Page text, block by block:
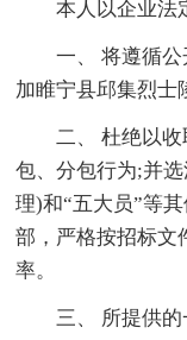
本人以企业法
一、 将遵循
加睢宁县邱集烈士
二、 杜绝以
包、分包行为;并
理)和“五大员”等
部，严格按招标文
率。
三、 所提供